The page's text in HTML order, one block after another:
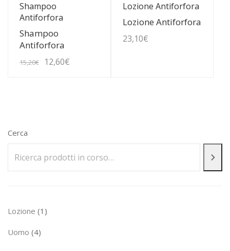
Shampoo
Antiforfora
Shampoo
Antiforfora
15,20€
Il12,60€
Lozione Antiforfora
Lozione Antiforfora
23,10€
Cerca
Lozione 1 1
Uomo 44